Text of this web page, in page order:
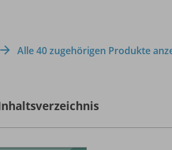
Alle 40 zugehörigen Produkte